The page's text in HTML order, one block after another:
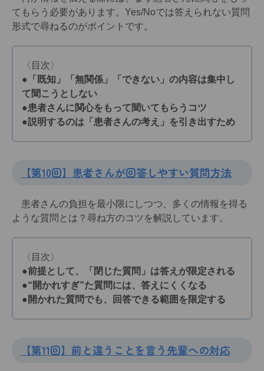
てもらう必要があります。Yes/Noでは答えられない質問
形式で尋ねるのがポイントです。
〈目次〉
●「既知」「無関係」「できない」の内容は集中し
て聞こうとしない
●患者さんに関心をもって聞いてもらうコツ
●説明するのは「患者さんの考え」を引き出すため
【第10回】患者さんが回答しやすい質問方法
患者さんの負担を最小限にしつつ、多くの情報を得る
ような質問とは？尋ね方のコツを解説しています。
〈目次〉
●前提として、「閉じた質問」は答えが限定される
●“開かれすぎ”た質問には、答えにくくなる
●開かれた質問でも、回答できる範囲を限定する
【第11回】前と違うことを言う先輩への対応